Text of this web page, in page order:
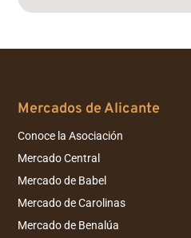
Mercados de Alicante
Conoce la Asociación
Mercado Central
Mercado de Babel
Mercado de Carolinas
Mercado de Benalúa